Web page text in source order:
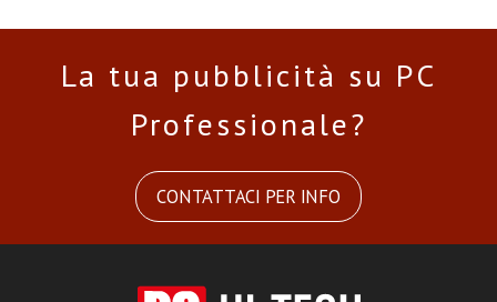
La tua pubblicità su PC
Professionale?
CONTATTACI PER INFO